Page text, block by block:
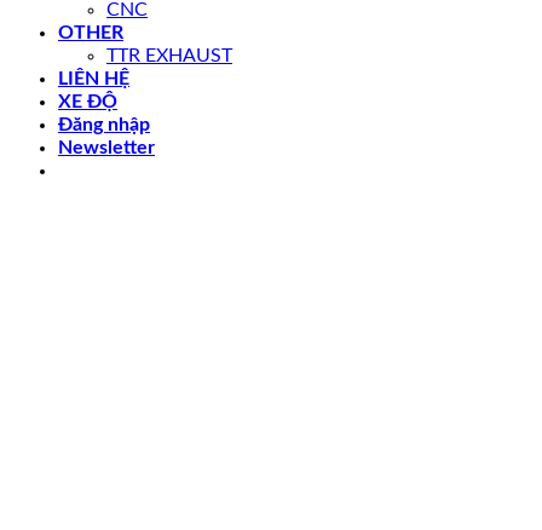
CNC
OTHER
TTR EXHAUST
LIÊN HỆ
XE ĐỘ
Đăng nhập
Newsletter